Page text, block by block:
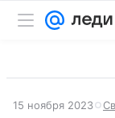
15 ноября 2023